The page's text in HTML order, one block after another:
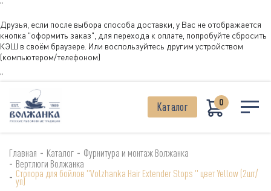
"
Друзья, если после выбора способа доставки, у Вас не отображается
кнопка "оформить заказ", для перехода к оплате, попробуйте сбросить
КЭШ в своём браузере. Или воспользуйтесь другим устройством
(компьютером/телефоном)
"
Каталог 0
Главная - Каталог - Фурнитура и монтаж Волжанка
- Вертлюги Волжанка
- Стопора для бойлов "Volzhanka Hair Extender Stops " цвет Yellow (2шт/
уп)